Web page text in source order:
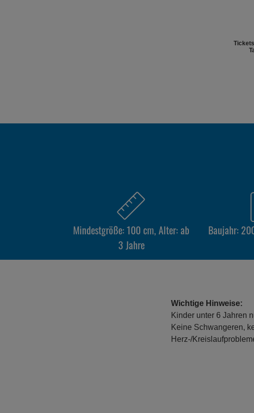
Mindestgröße: 100 cm, Alter: ab
3 Jahre
Baujahr:
Wichtige Hinweise:
Kinder unter 6 Jahren
Keine Schwangeren,
Herz-/